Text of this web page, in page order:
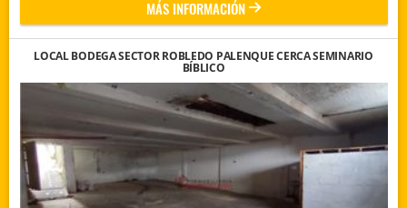
MÁS INFORMACIÓN
LOCAL BODEGA SECTOR ROBLEDO PALENQUE CERCA SEMINARIO
BÍBLICO